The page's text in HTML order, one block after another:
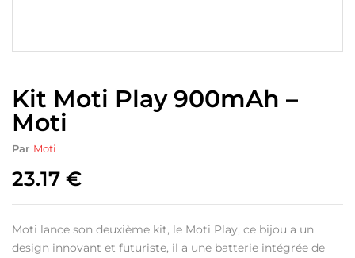
Kit Moti Play 900mAh –
Moti
Par Moti
23.17 €
Moti lance son deuxième kit, le Moti Play, ce bijou a un
design innovant et futuriste, il a une batterie intégrée de